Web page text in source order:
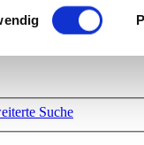
Tipps und
Suche